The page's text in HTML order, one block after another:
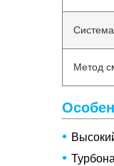
Метод
•
•